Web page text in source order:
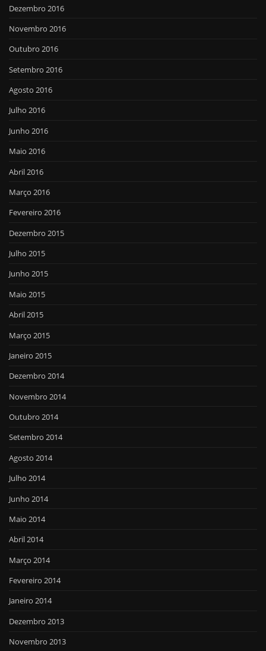
Dezembro 2016
Novembro 2016
Outubro 2016
Setembro 2016
Agosto 2016
Julho 2016
Junho 2016
Maio 2016
Abril 2016
Março 2016
Fevereiro 2016
Dezembro 2015
Julho 2015
Junho 2015
Maio 2015
Abril 2015
Março 2015
Janeiro 2015
Dezembro 2014
Novembro 2014
Outubro 2014
Setembro 2014
Agosto 2014
Julho 2014
Junho 2014
Maio 2014
Abril 2014
Março 2014
Fevereiro 2014
Janeiro 2014
Dezembro 2013
Novembro 2013